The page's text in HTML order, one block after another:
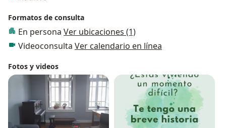
Formatos de consulta
En persona Ver ubicaciones (1)
Videoconsulta Ver calendario en línea
Fotos y videos